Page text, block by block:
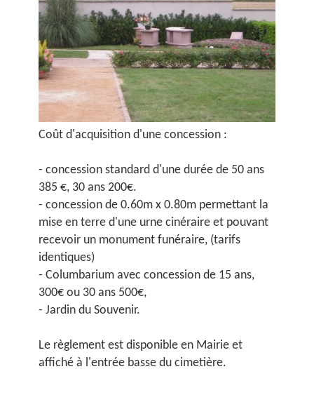
Coût d'acquisition d'une concession :
- concession standard d'une durée de 50 ans
385 €, 30 ans 200€.
- concession de 0.60m x 0.80m permettant la
mise en terre d'une urne cinéraire et pouvant
recevoir un monument funéraire, (tarifs
identiques)
- Columbarium avec concession de 15 ans,
300€ ou 30 ans 500€,
- Jardin du Souvenir.
Le règlement est disponible en Mairie et
affiché à l'entrée basse du cimetière.